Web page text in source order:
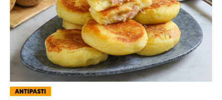
ANTIPASTI